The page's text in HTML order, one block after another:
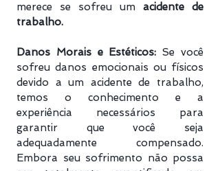
merece se sofreu um acidente de
trabalho.
Danos Morais e Estéticos: Se você
sofreu danos emocionais ou físicos
devido a um acidente de trabalho,
temos o conhecimento e a
experiência necessários para
garantir que você seja
adequadamente compensado.
Embora seu sofrimento não possa